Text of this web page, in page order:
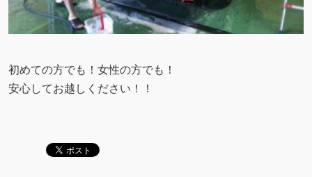
初めての方でも！女性の方でも！
安心してお越しください！！